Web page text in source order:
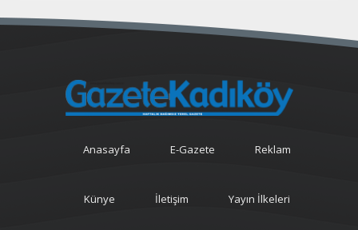
Anasayfa E-Gazete Reklam
Künye İletişim Yayın İlkeleri